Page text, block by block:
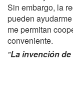
Sin embargo, la
pueden
me permitan
conveniente.
"La invención de